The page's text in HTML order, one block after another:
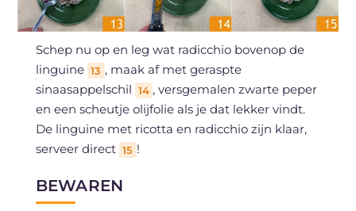
Schep nu op en leg wat radicchio bovenop de
linguine 13 , maak af met geraspte
sinaasappelschil 14 , versgemalen zwarte peper
en een scheutje olijfolie als je dat lekker vindt.
De linguine met ricotta en radicchio zijn klaar,
serveer direct 15 !
BEWAREN